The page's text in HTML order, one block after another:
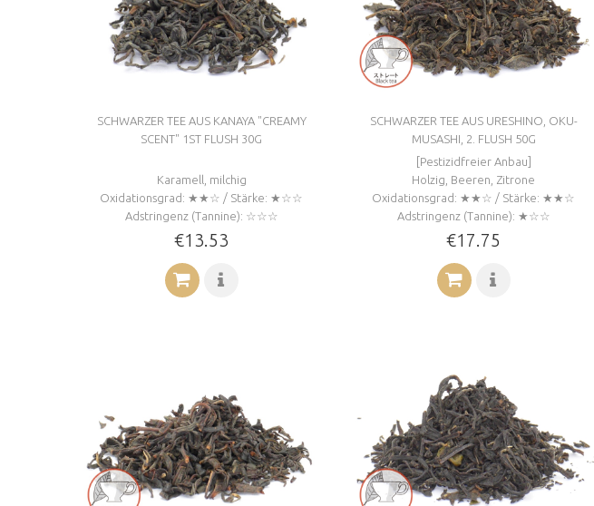
SCHWARZER TEE AUS KANAYA "CREAMY
SCENT" 1ST FLUSH 30G
Karamell, milchig
Oxidationsgrad: ★★☆ / Stärke: ★☆☆
Adstringenz (Tannine): ☆☆☆
€13.53
SCHWARZER TEE AUS URESHINO, OKU-
MUSASHI, 2. FLUSH 50G
[Pestizidfreier Anbau]
Holzig, Beeren, Zitrone
Oxidationsgrad: ★★☆ / Stärke: ★★☆
Adstringenz (Tannine): ★☆☆
€17.75